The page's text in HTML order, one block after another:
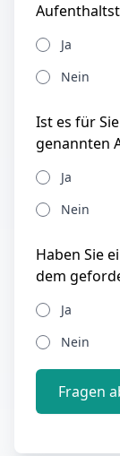
Ja
Nein
Ist es für
genannten
Ja
Nein
Haben Sie
dem
Ja
Nein
Fragen